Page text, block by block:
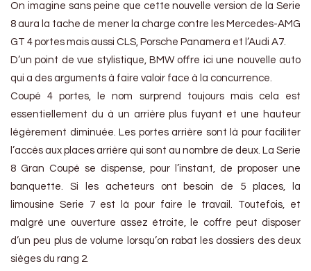
On imagine sans peine que cette nouvelle version de la Serie
8 aura la tache de mener la charge contre les Mercedes-AMG
GT 4 portes mais aussi CLS, Porsche Panamera et l’Audi A7.
D’un point de vue stylistique, BMW offre ici une nouvelle auto
qui a des arguments à faire valoir face à la concurrence.
Coupé 4 portes, le nom surprend toujours mais cela est
essentiellement du à un arrière plus fuyant et une hauteur
légèrement diminuée. Les portes arrière sont là pour faciliter
l’accès aux places arrière qui sont au nombre de deux. La Serie
8 Gran Coupé se dispense, pour l’instant, de proposer une
banquette. Si les acheteurs ont besoin de 5 places, la
limousine Serie 7 est là pour faire le travail. Toutefois, et
malgré une ouverture assez étroite, le coffre peut disposer
d’un peu plus de volume lorsqu’on rabat les dossiers des deux
sièges du rang 2.